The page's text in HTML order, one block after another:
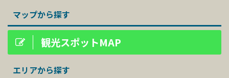
マップから探す
観光スポットMAP
エリアから探す